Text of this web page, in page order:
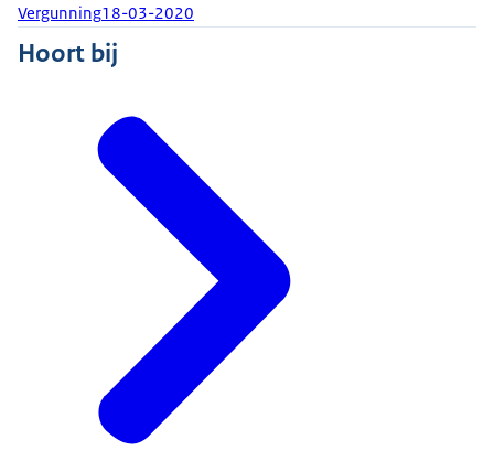
Vergunning18-03-2020
Hoort bij